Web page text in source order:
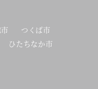
つくば市
ひたちなか市